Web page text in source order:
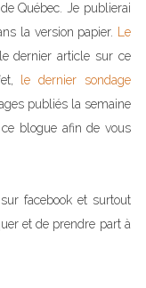
Québec. Je publierai
la version papier.
Le
dernier article sur ce
le dernier sondage
publiés la semaine
blogue afin de vous
facebook et surtout
et de prendre part à